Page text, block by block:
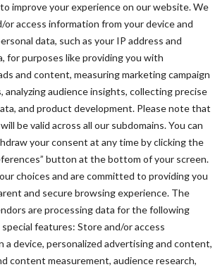
improve your experience on our website. We
or access information from your device and
data, such as your IP address and
for purposes like providing you with
and content, measuring marketing campaign
analyzing audience insights, collecting precise
and product development. Please note that
be valid across all our subdomains. You can
your consent at any time by clicking the
button at the bottom of your screen.
choices and are committed to providing you
and secure browsing experience. The
are processing data for the following
features: Store and/or access
a device, personalized advertising and content,
content measurement, audience research,
in Nederland. We zijn er
maatregelen, de productie en het
voort te zetten. De sluiting van
onze klanten beïnvloed. Dat
in onze volumeontwikkeling.
hun business op het milieu te
waarin we actief zijn. Vooral in
de ontwikkeling van duurzame
maatregelen om de uitstoot
De behoefte aan advies